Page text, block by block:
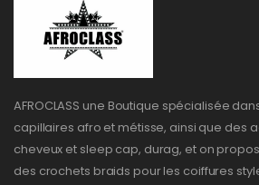
AFROCLASS une Boutique spécialisée
capillaires afro et métisse, ainsi que des
cheveux et sleep cap, durag, et on
des crochets braids pour les coiffures